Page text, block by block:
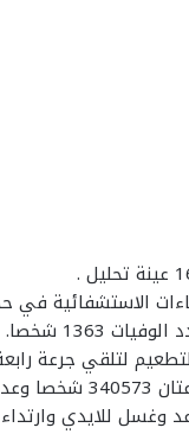
وغسل للايدي